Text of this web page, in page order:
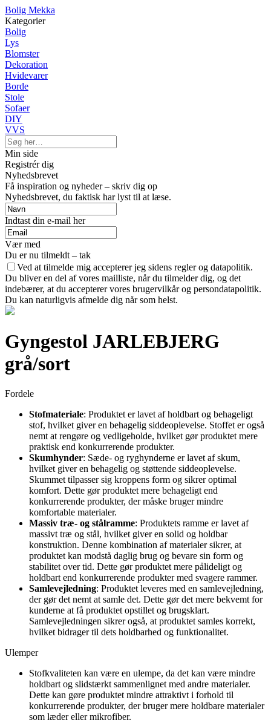
Bolig Mekka
Kategorier
Bolig
Lys
Blomster
Dekoration
Hvidevarer
Borde
Stole
Sofaer
DIY
VVS
Min side
Registrér dig
Nyhedsbrevet
Få inspiration og nyheder – skriv dig op
Nyhedsbrevet, du faktisk har lyst til at læse.
Indtast din e-mail her
Vær med
Du er nu tilmeldt – tak
Ved at tilmelde mig accepterer jeg sidens regler og datapolitik.
Du bliver en del af vores mailliste, når du tilmelder dig, og det
indebærer, at du accepterer vores brugervilkår og persondatapolitik.
Du kan naturligvis afmelde dig når som helst.
Gyngestol JARLEBJERG
grå/sort
Fordele
Stofmateriale: Produktet er lavet af holdbart og behageligt
stof, hvilket giver en behagelig siddeoplevelse. Stoffet er også
nemt at rengøre og vedligeholde, hvilket gør produktet mere
praktisk end konkurrerende produkter.
Skumhynder: Sæde- og ryghynderne er lavet af skum,
hvilket giver en behagelig og støttende siddeoplevelse.
Skummet tilpasser sig kroppens form og sikrer optimal
komfort. Dette gør produktet mere behageligt end
konkurrerende produkter, der måske bruger mindre
komfortable materialer.
Massiv træ- og stålramme: Produktets ramme er lavet af
massivt træ og stål, hvilket giver en solid og holdbar
konstruktion. Denne kombination af materialer sikrer, at
produktet kan modstå daglig brug og bevare sin form og
stabilitet over tid. Dette gør produktet mere pålideligt og
holdbart end konkurrerende produkter med svagere rammer.
Samlevejledning: Produktet leveres med en samlevejledning,
der gør det nemt at samle det. Dette gør det mere bekvemt for
kunderne at få produktet opstillet og brugsklart.
Samlevejledningen sikrer også, at produktet samles korrekt,
hvilket bidrager til dets holdbarhed og funktionalitet.
Ulemper
Stofkvaliteten kan være en ulempe, da det kan være mindre
holdbart og slidstærkt sammenlignet med andre materialer.
Dette kan gøre produktet mindre attraktivt i forhold til
konkurrerende produkter, der bruger mere holdbare materialer
som læder eller mikrofiber.